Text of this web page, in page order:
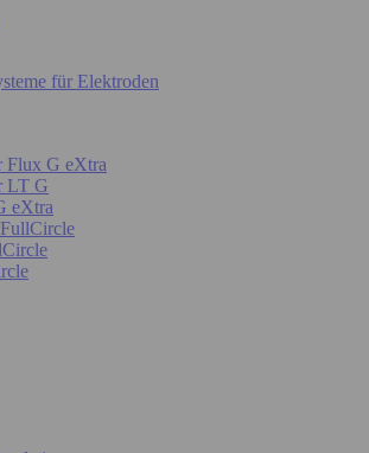
für Elektroden
Flux G eXtra
LT G
eXtra